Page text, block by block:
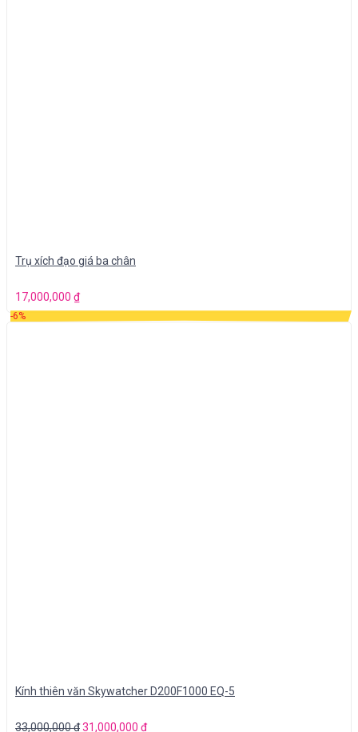
Trụ xích đạo giá ba chân
17,000,000 ₫
-6%
Kính thiên văn Skywatcher D200F1000 EQ-5
33,000,000₫31,000,000 ₫